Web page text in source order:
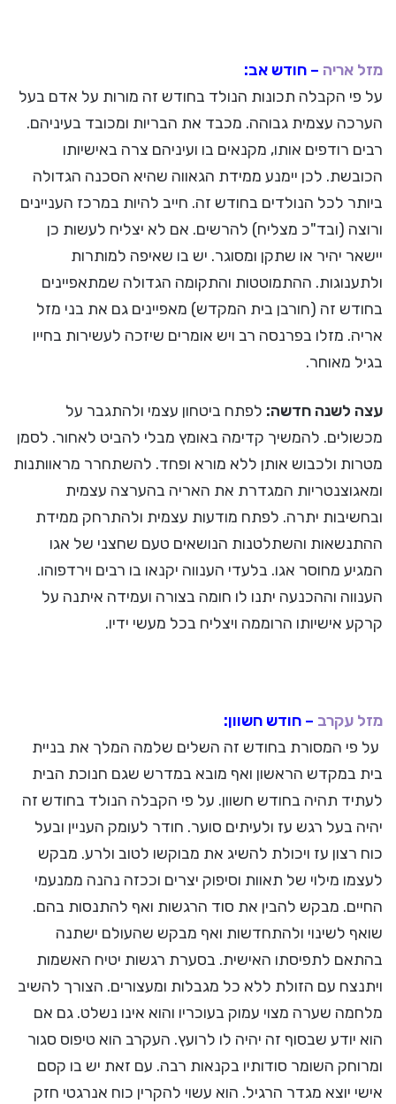
מזל אריה – חודש אב:
על פי הקבלה תכונות הנולד בחודש זה מורות על אדם בעל
הערכה עצמית גבוהה. מכבד את הבריות ומכובד בעיניהם.
רבים רודפים אותו, מקנאים בו ועיניהם צרה באישיותו
הכובשת. לכן יימנע ממידת הגאווה שהיא הסכנה הגדולה
ביותר לכל הנולדים בחודש זה. חייב להיות במרכז העניינים
ורוצה (ובד"כ מצליח) להרשים. אם לא יצליח לעשות כן
יישאר יהיר או שתקן ומסוגר. יש בו שאיפה למותרות
ולתענוגות. ההתמוטטות והתקומה הגדולה שמתאפיינים
בחודש זה (חורבן בית המקדש) מאפיינים גם את בני מזל
אריה. מזלו בפרנסה רב ויש אומרים שיזכה לעשירות בחייו
בגיל מאוחר.
עצה לשנה חדשה: לפתח ביטחון עצמי ולהתגבר על
מכשולים. להמשיך קדימה באומץ מבלי להביט לאחור. לסמן
מטרות ולכבוש אותן ללא מורא ופחד. להשתחרר מראוותנות
ומאגוצנטריות המגדרת את האריה בהערצה עצמית
ובחשיבות יתרה. לפתח מודעות עצמית ולהתרחק ממידת
ההתנשאות והשתלטנות הנושאים טעם שחצני של אגו
המגיע מחוסר אגו. בלעדי הענווה יקנאו בו רבים וירדפוהו.
הענווה וההכנעה יתנו לו חומה בצורה ועמידה איתנה על
קרקע אישיותו הרוממה ויצליח בכל מעשי ידיו.
מזל עקרב – חודש חשוון:
על פי המסורת בחודש זה השלים שלמה המלך את בניית
בית במקדש הראשון ואף מובא במדרש שגם חנוכת הבית
לעתיד תהיה בחודש חשוון. על פי הקבלה הנולד בחודש זה
יהיה בעל רגש עז ולעיתים סוער. חודר לעומק העניין ובעל
כוח רצון עז ויכולת להשיג את מבוקשו לטוב ולרע. מבקש
לעצמו מילוי של תאוות וסיפוק יצרים וככזה נהנה ממנעמי
החיים. מבקש להבין את סוד הרגשות ואף להתנסות בהם.
שואף לשינוי ולהתחדשות ואף מבקש שהעולם ישתנה
בהתאם לתפיסתו האישית. בסערת רגשות יטיח האשמות
ויתנצח עם הזולת ללא כל מגבלות ומעצורים. הצורך להשיב
מלחמה שערה מצוי עמוק בעוכריו והוא אינו נשלט. גם אם
הוא יודע שבסוף זה יהיה לו לרועץ. העקרב הוא טיפוס סגור
ומרוחק השומר סודותיו בקנאות רבה. עם זאת יש בו קסם
אישי יוצא מגדר הרגיל. הוא עשוי להקרין כוח אנרגטי חזק